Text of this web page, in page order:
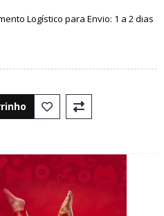
Logístico para Envio: 1 a 2 dias